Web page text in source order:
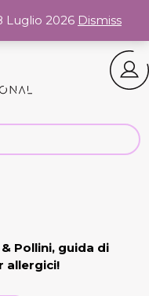
Pollini, guida di
allergici!
Luglio 2026 Dismiss